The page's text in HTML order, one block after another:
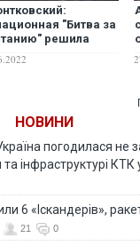
"Битва за
решила
пилоты
в воздухе
НОВИНИ
погодилася не
інфраструктурі
6 «Іскандерів»,
21 0